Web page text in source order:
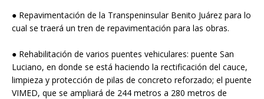
● Repavimentación de la Transpeninsular Benito Juárez para lo
cual se traerá un tren de repavimentación para las obras.
● Rehabilitación de varios puentes vehiculares: puente San
Luciano, en donde se está haciendo la rectificación del cauce,
limpieza y protección de pilas de concreto reforzado; el puente
VIMED, que se ampliará de 244 metros a 280 metros de